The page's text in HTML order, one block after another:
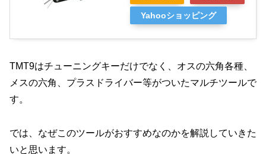
Yahooショッピング
TMT9はチューニングキーだけでなく、オスの六角各種、
メスの六角、プラスドライバー等がついたマルチツールで
す。
では、なぜこのツールがおすすめなのかを解説していきた
いと思います。